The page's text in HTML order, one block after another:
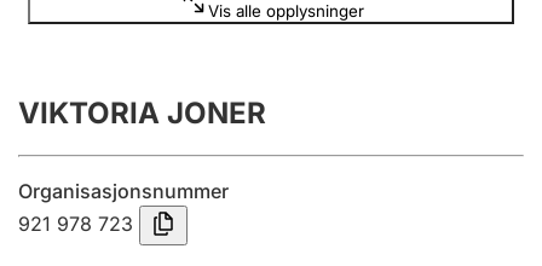
Årsregnskap
Innsending og forsinkelsesgebyr
Tinglysing
Vis alle opplysninger
VIKTORIA JONER
Organisasjonsnummer
921 978 723